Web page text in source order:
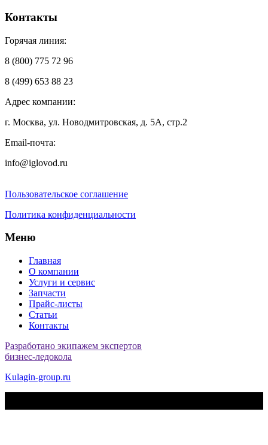
Контакты
Горячая линия:
8 (800) 775 72 96
8 (499) 653 88 23
Адрес компании:
г. Москва, ул. Новодмитровская, д. 5А, стр.2
Email-почта:
info@iglovod.ru
Пользовательское соглашение
Политика конфиденциальности
Меню
Главная
О компании
Услуги и сервис
Запчасти
Прайс-листы
Статьи
Контакты
Разработано экипажем экспертов
бизнес-ледокола
Kulagin-group.ru